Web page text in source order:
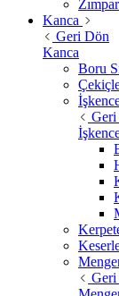
Kanca
Geri Dön
Kanca
Boru
Geri
Geri